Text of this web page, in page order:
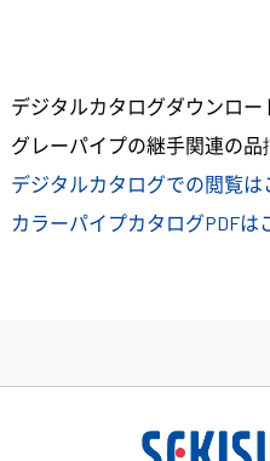
デジタルカタログダウンロー
グレーパイプの継手関連の品
デジタルカタログでの閲覧は
カラーパイプカタログPDFは